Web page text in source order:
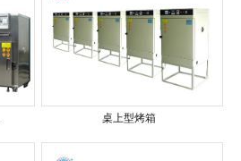
桌上型烤箱